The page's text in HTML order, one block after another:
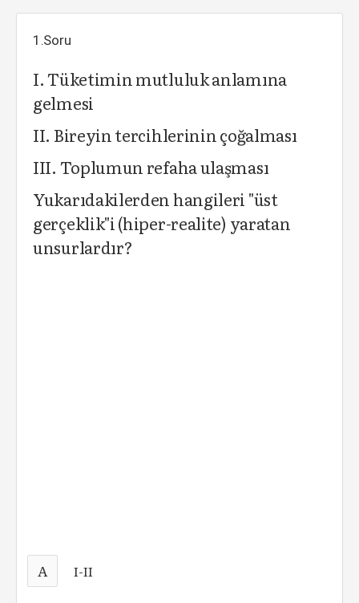
1.Soru
I. Tüketimin mutluluk anlamına
gelmesi
II. Bireyin tercihlerinin çoğalması
III. Toplumun refaha ulaşması
Yukarıdakilerden hangileri "üst
gerçeklik"i (hiper-realite) yaratan
unsurlardır?
A I-II